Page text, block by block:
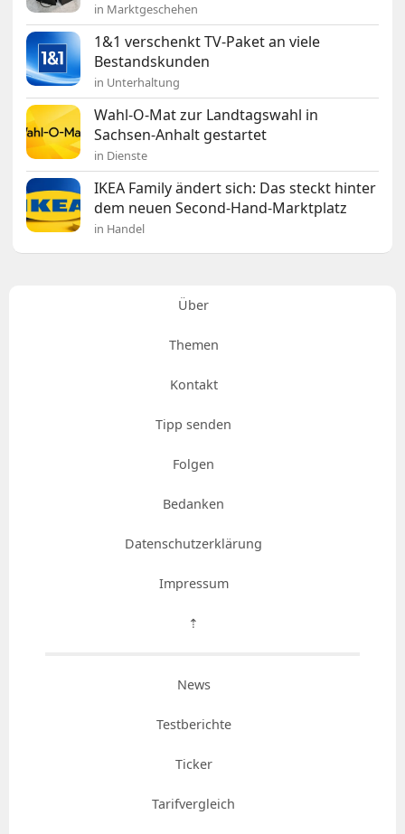
in Marktgeschehen
1&1 verschenkt TV-Paket an viele
Bestandskunden
in Unterhaltung
Wahl-O-Mat zur Landtagswahl in
Sachsen-Anhalt gestartet
in Dienste
IKEA Family ändert sich: Das steckt hinter
dem neuen Second-Hand-Marktplatz
in Handel
Über
Themen
Kontakt
Tipp senden
Folgen
Bedanken
Datenschutzerklärung
Impressum
⇡
News
Testberichte
Ticker
Tarifvergleich